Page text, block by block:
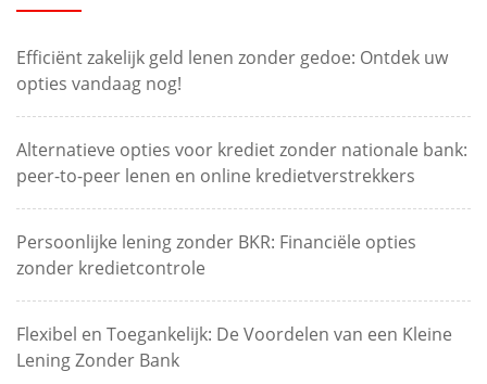
Efficiënt zakelijk geld lenen zonder gedoe: Ontdek uw
opties vandaag nog!
Alternatieve opties voor krediet zonder nationale bank:
peer-to-peer lenen en online kredietverstrekkers
Persoonlijke lening zonder BKR: Financiële opties
zonder kredietcontrole
Flexibel en Toegankelijk: De Voordelen van een Kleine
Lening Zonder Bank